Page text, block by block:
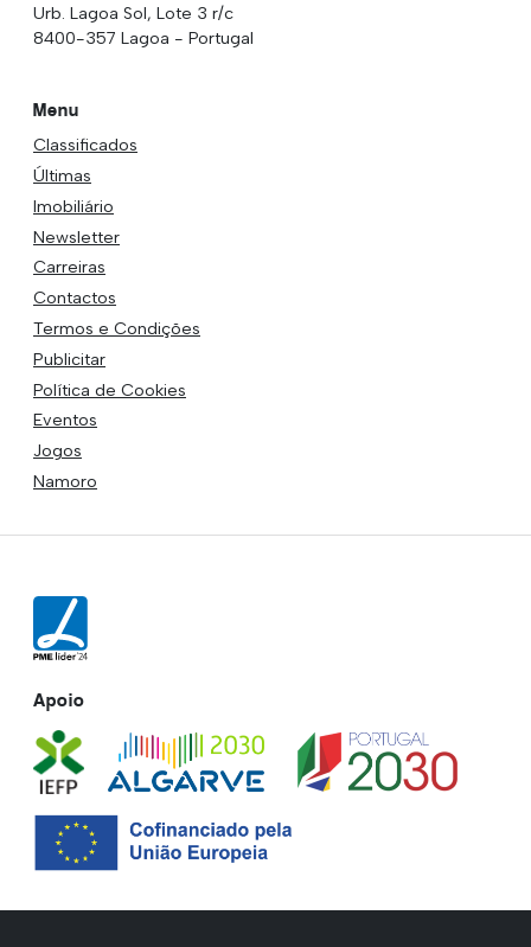
Urb. Lagoa Sol, Lote 3 r/c
8400-357 Lagoa - Portugal
Menu
Classificados
Últimas
Imobiliário
Newsletter
Carreiras
Contactos
Termos e Condições
Publicitar
Política de Cookies
Eventos
Jogos
Namoro
Apoio